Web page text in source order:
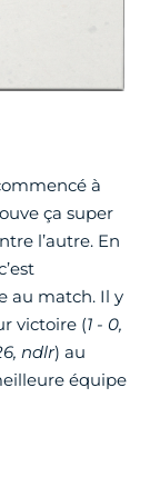
à
ça super
l’autre. En
au match. Il y
victoire (1 - 0,
ndlr) au
équipe